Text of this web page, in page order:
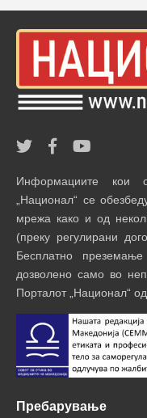
Информациите кои
„Национал“ се
мрежа како и од
(преку регулирани
Бесплатно
дозволено само во
Порталот „Национал“
Пребарување